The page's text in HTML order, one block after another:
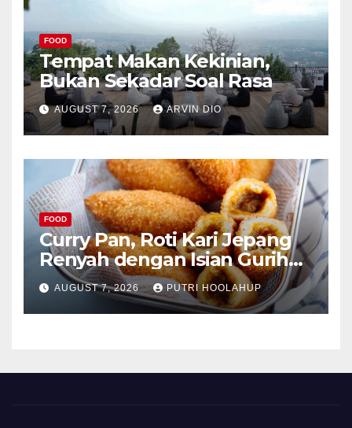
FOOD
Tempat Makan Kekinian,
Bukan Sekadar Soal Rasa
AUGUST 7, 2026 ARVIN DIO
FOOD
Curry Pan, Roti Kari Jepang
Renyah dengan Isian Gurih
Menggoda
AUGUST 7, 2026 PUTRI HOOLAHUP